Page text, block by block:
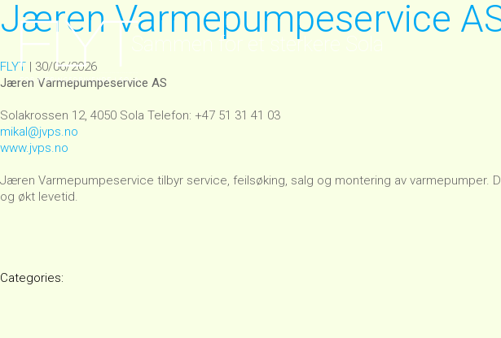
Sammen for et sterkere Sola
Jæren Varmepumpeservice
FLYT | 30/06/2026
Jæren Varmepumpeservice AS
Solakrossen 12, 4050 Sola Telefon: +47 51 31 41 03
mikal@jvps.no
www.jvps.no
Jæren Varmepumpeservice tilbyr service, feilsøking, salg og montering av
og økt levetid.
Categories: